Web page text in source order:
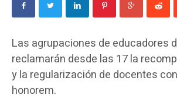
Las agrupaciones de educadores
reclamarán desde las 17 la
y la regularización de docentes
honorem.